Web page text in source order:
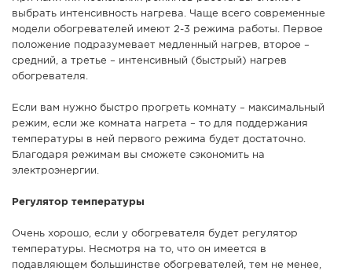
выбрать интенсивность нагрева. Чаще всего современные
модели обогревателей имеют 2-3 режима работы. Первое
положение подразумевает медленный нагрев, второе –
средний, а третье – интенсивный (быстрый) нагрев
обогревателя.
Если вам нужно быстро прогреть комнату – максимальный
режим, если же комната нагрета – то для поддержания
температуры в ней первого режима будет достаточно.
Благодаря режимам вы сможете сэкономить на
электроэнергии.
Регулятор температуры
Очень хорошо, если у обогревателя будет регулятор
температуры. Несмотря на то, что он имеется в
подавляющем большинстве обогревателей, тем не менее,